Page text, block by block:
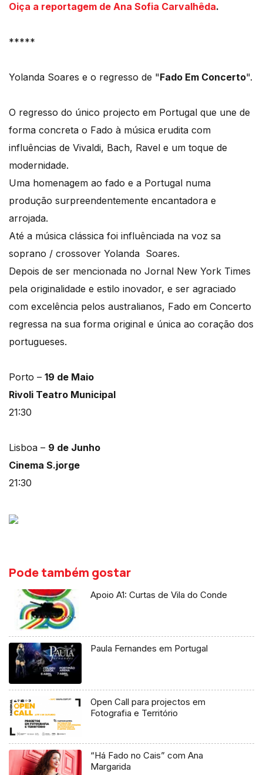
Oiça a reportagem de Ana Sofia Carvalhêda.
*****
Yolanda Soares e o regresso de "Fado Em Concerto".
O regresso do único projecto em Portugal que une de
forma concreta o Fado à música erudita com
influências de Vivaldi, Bach, Ravel e um toque de
modernidade.
Uma homenagem ao fado e a Portugal numa
produção surpreendentemente encantadora e
arrojada.
Até a música clássica foi influênciada na voz sa
soprano / crossover Yolanda Soares.
Depois de ser mencionada no Jornal New York Times
pela originalidade e estilo inovador, e ser agraciado
com excelência pelos australianos, Fado em Concerto
regressa na sua forma original e única ao coração dos
portugueses.
Porto – 19 de Maio
Rivoli Teatro Municipal
21:30
Lisboa – 9 de Junho
Cinema S.jorge
21:30
Pode também gostar
Apoio A1: Curtas de Vila do Conde
Paula Fernandes em Portugal
Open Call para projectos em
Fotografia e Território
“Há Fado no Cais” com Ana
Margarida